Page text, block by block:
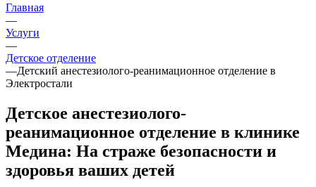
Главная
—
Услуги
—
Детское отделение
—Детский анестезиолого-реанимационное отделение в
Электростали
Детское анестезиолого-
реанимационное отделение в клинике
Медина: На страже безопасности и
здоровья ваших детей